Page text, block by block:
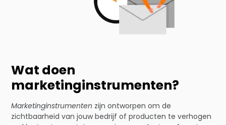
Wat doen
marketinginstrumenten?
Marketinginstrumenten zijn ontworpen om de
zichtbaarheid van jouw bedrijf of producten te verhogen